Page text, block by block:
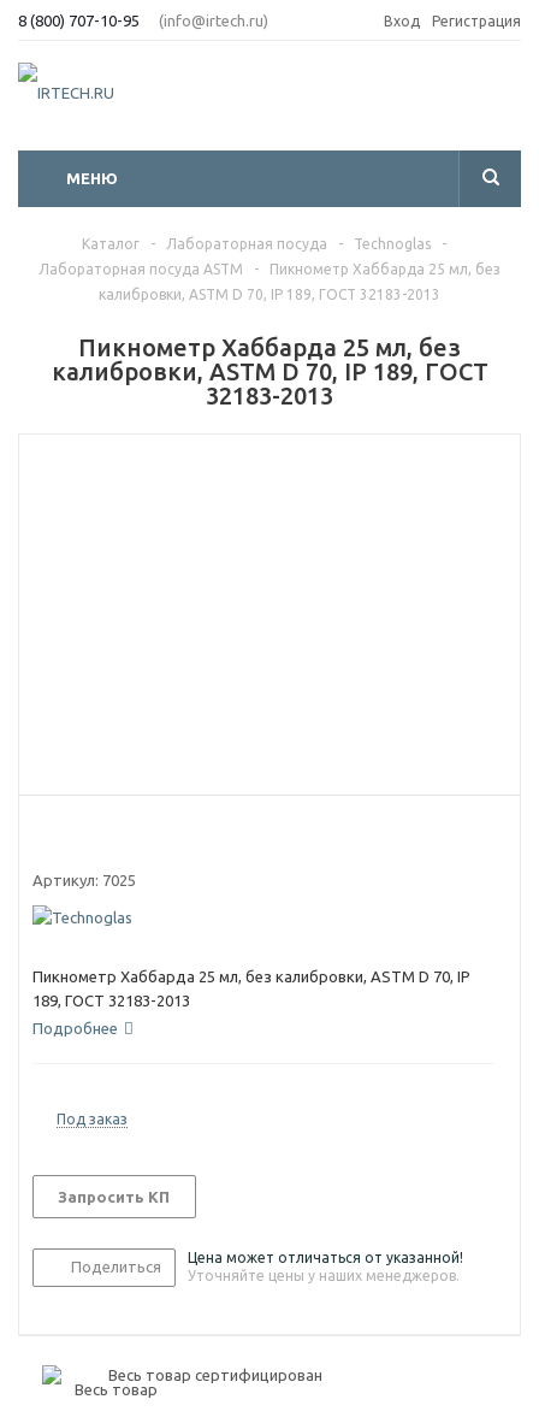
8 (800) 707-10-95 (info@irtech.ru) Вход Регистрация
МЕНЮ
Каталог - Лабораторная посуда - Technoglas
-
Лабораторная посуда ASTM
-
Пикнометр Хаббарда 25 мл, без
калибровки, ASTM D 70, IP 189, ГОСТ 32183-2013
Пикнометр Хаббарда 25 мл, без
калибровки, ASTM D 70, IP 189, ГОСТ
32183-2013
Артикул: 7025
Пикнометр Хаббарда 25 мл, без калибровки, ASTM D 70, IP
189, ГОСТ 32183-2013
Подробнее
Под заказ
Запросить КП
Поделиться
Цена может отличаться от указанной!
Уточняйте цены у наших менеджеров.
Весь товар сертифицирован